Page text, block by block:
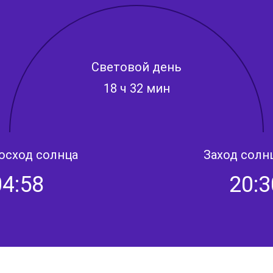
Световой день
18 ч 32 мин
солнца Заход